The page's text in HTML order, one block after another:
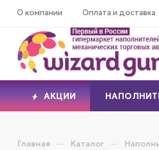
О компании Оплата и доставка
АКЦИИ
Главная — Каталог —